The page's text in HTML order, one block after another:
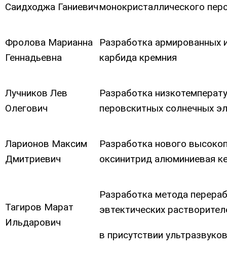
Саидходжа Ганиевичмонокристаллического
Фролова Марианна
Геннадьевна
Разработка армированных
карбида кремния
Лучников Лев
Олегович
Разработка
перовскитных солнечных
Ларионов Максим
Дмитриевич
Разработка нового
оксинитрид алюминиевая
Тагиров Марат
Ильдарович
Разработка метода
эвтектических
в присутствии